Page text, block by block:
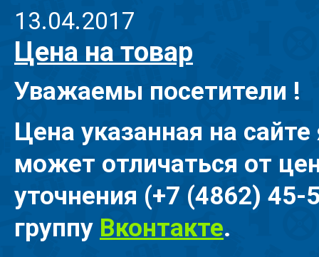
13.04.2017
Цена на товар
Уважаемы посетители !
Цена указанная на
может отличаться от
уточнения (+7 (4862)
группу Вконтакте.